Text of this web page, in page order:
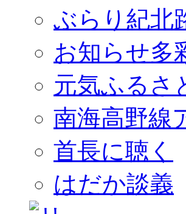
ぶらり紀北
お知らせ多
元気ふるさ
南海高野線
首長に聴く
はだか談義